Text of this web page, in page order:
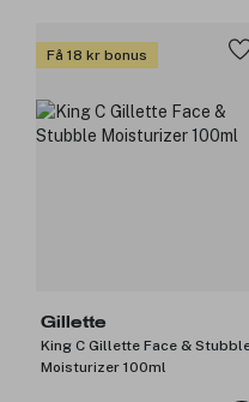
Få 18 kr bonus
Gillette
King C Gillette Face &
Moisturizer 100ml